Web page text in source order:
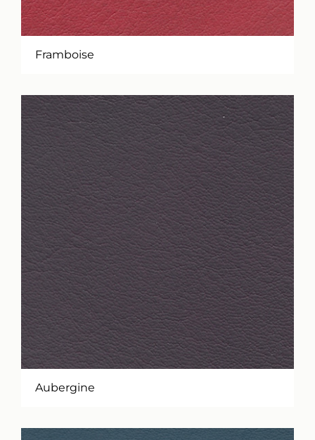
Framboise
Aubergine